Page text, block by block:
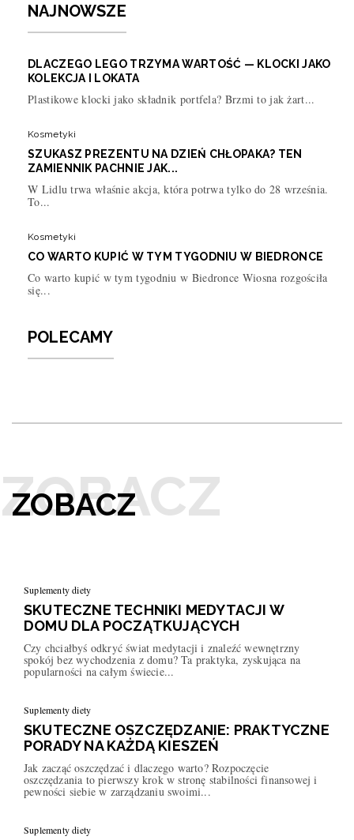
NAJNOWSZE
DLACZEGO LEGO TRZYMA WARTOŚĆ — KLOCKI JAKO
KOLEKCJA I LOKATA
Plastikowe klocki jako składnik portfela? Brzmi to jak żart...
Kosmetyki
SZUKASZ PREZENTU NA DZIEŃ CHŁOPAKA? TEN
ZAMIENNIK PACHNIE JAK...
W Lidlu trwa właśnie akcja, która potrwa tylko do 28 września.
To...
Kosmetyki
CO WARTO KUPIĆ W TYM TYGODNIU W BIEDRONCE
Co warto kupić w tym tygodniu w Biedronce Wiosna rozgościła
się...
POLECAMY
ZOBACZ
Suplementy diety
SKUTECZNE TECHNIKI MEDYTACJI W
DOMU DLA POCZĄTKUJĄCYCH
Czy chciałbyś odkryć świat medytacji i znaleźć wewnętrzny
spokój bez wychodzenia z domu? Ta praktyka, zyskująca na
popularności na całym świecie...
Suplementy diety
SKUTECZNE OSZCZĘDZANIE: PRAKTYCZNE
PORADY NA KAŻDĄ KIESZEŃ
Jak zacząć oszczędzać i dlaczego warto? Rozpoczęcie
oszczędzania to pierwszy krok w stronę stabilności finansowej i
pewności siebie w zarządzaniu swoimi...
Suplementy diety